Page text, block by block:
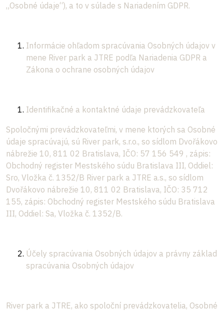
„Osobné údaje“), a to v súlade s Nariadením GDPR.
Informácie ohľadom spracúvania Osobných údajov v
mene River park a JTRE podľa Nariadenia GDPR a
Zákona o ochrane osobných údajov
Identifikačné a kontaktné údaje prevádzkovateľa
Spoločnými prevádzkovateľmi, v mene ktorých sa Osobné
údaje spracúvajú, sú River park, s.r.o., so sídlom Dvořákovo
nábrežie 10, 811 02 Bratislava, IČO: 57 156 549 , zápis:
Obchodný register Mestského súdu Bratislava III, Oddiel:
Sro, Vložka č. 1352/B River park a JTRE a.s., so sídlom
Dvořákovo nábrežie 10, 811 02 Bratislava, IČO: 35 712
155, zápis: Obchodný register Mestského súdu Bratislava
III, Oddiel: Sa, Vložka č. 1352/B.
Účely spracúvania Osobných údajov a právny základ
spracúvania Osobných údajov
River park a JTRE, ako spoloční prevádzkovatelia, Osobné